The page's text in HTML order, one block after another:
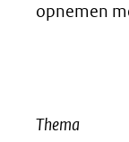
opnemen
Thema